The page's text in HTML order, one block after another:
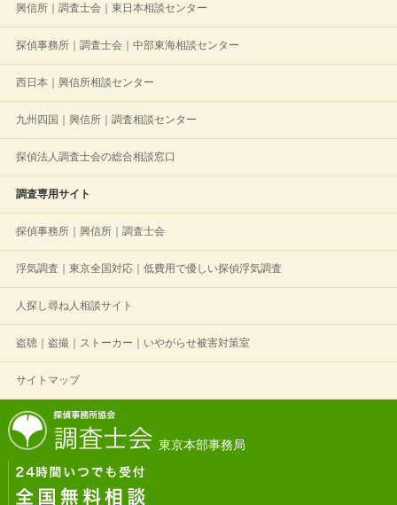
興信所｜調査士会｜東日本相談センター
探偵事務所｜調査士会｜中部東海相談センター
西日本｜興信所相談センター
九州四国｜興信所｜調査相談センター
探偵法人調査士会の総合相談窓口
調査専用サイト
探偵事務所｜興信所｜調査士会
浮気調査｜東京全国対応｜低費用で優しい探偵浮気調査
人探し尋ね人相談サイト
盗聴｜盗撮｜ストーカー｜いやがらせ被害対策室
サイトマップ
東京本部事務局